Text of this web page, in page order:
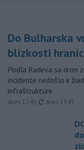
Do Bulharska
blízkosti
Podľa Radeva sa
incidente nedošlo k
infraštruktúre.
dnes 12:45, aktualizované
dnes 13:45